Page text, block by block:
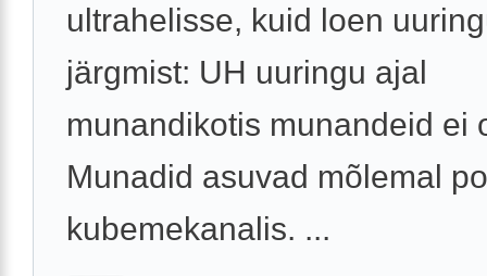
ultrahelisse, kuid loen
järgmist: UH uuringu ajal
munandikotis munandeid ei
Munadid asuvad mõlemal
kubemekanalis. ...